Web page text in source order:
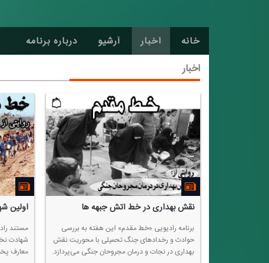
خانه اخبار آرشیو درباره برنامه
اخبار
نقش بهداری در خط آتش جبهه ها
برنامه رادیویی «خط مقدم» این هفته به بررسی
حوادث و رخدادهای جنگ تحمیلی با محوریت نقش
بهداری در نجات و درمان مجروحان جنگی می‌پردازد.
اولین
مستند
شهادت
معارف